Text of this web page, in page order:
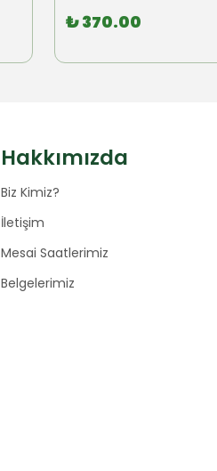
₺ 370.00
Hakkımızda
Biz Kimiz?
İletişim
Mesai Saatlerimiz
Belgelerimiz